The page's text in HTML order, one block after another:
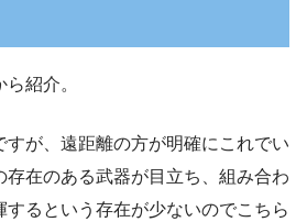
紹介。
が、遠距離の方が明確にこれでい
存在のある武器が目立ち、組み合わ
るという存在が少ないのでこちら